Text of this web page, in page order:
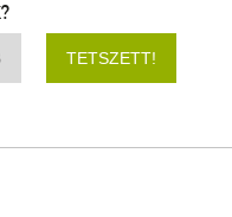
TETSZETT!